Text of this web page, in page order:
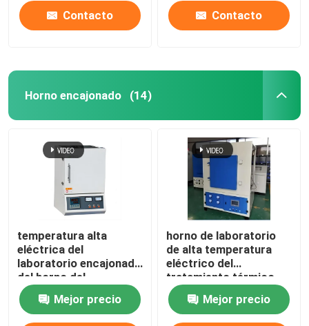
Contacto Contacto
Horno encajonado (14)
temperatura alta
eléctrica del
laboratorio encajonado
del horno del
tratamiento térmico
1200C con el alambre
de resistencia
Mejor precio
horno de laboratorio
de alta temperatura
eléctrico del
tratamiento térmico
1400C con el alambre
de resistencia
Mejor precio